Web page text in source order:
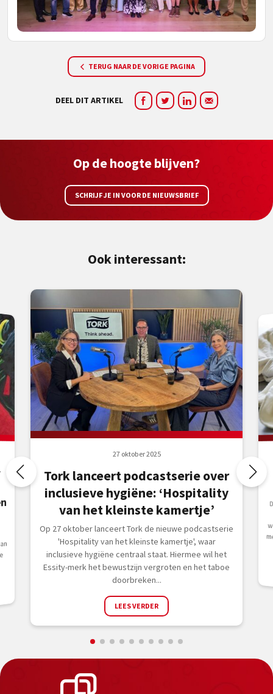
TERUG NAAR DE VORIGE PAGINA
DEEL DIT ARTIKEL
Op de hoogte blijven?
SCHRIJF JE IN VOOR DE NIEUWSBRIEF
Ook interessant:
27 oktober 2025
Tork lanceert podcastserie over
inclusieve hygiëne: ‘Hospitality
van het kleinste kamertje’
Op 27 oktober lanceert Tork de nieuwe podcastserie
'Hospitality van het kleinste kamertje', waar
inclusieve hygiëne centraal staat. Hiermee wil het
Essity-merk het bewustzijn vergroten en het taboe
doorbreken...
LEES VERDER